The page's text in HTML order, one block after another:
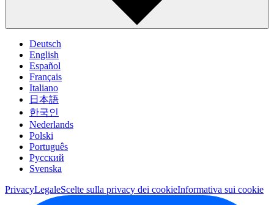
Deutsch
English
Español
Français
Italiano
日本語
한국인
Nederlands
Polski
Português
Pусский
Svenska
PrivacyLegaleScelte sulla privacy dei cookieInformativa sui cookie